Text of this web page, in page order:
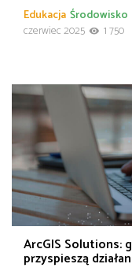
Edukacja Środowisko
czerwiec 2025
1 750
ArcGIS Solutions:
przyspieszą